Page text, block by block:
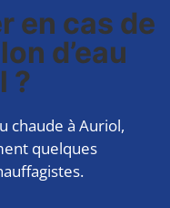
en cas de
d’eau
?
chaude à Auriol,
quelques